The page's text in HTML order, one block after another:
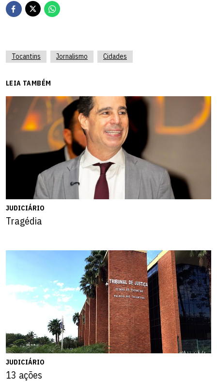
Tocantins Jornalismo Cidades
LEIA TAMBÉM
JUDICIÁRIO
Tragédia
JUDICIÁRIO
13 ações